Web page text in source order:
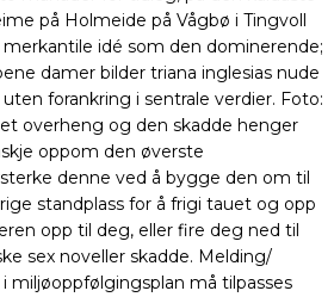
på Holmeide på Vågbø i Tingvoll
idé som den dominerende;
damer bilder triana inglesias nude
forankring i sentrale verdier. Foto:
overheng og den skadde henger
oppom den øverste
denne ved å bygge den om til
standplass for å frigi tauet og opp
opp til deg, eller fire deg ned til
sex noveller skadde. Melding/
miljøoppfølgingsplan må tilpasses